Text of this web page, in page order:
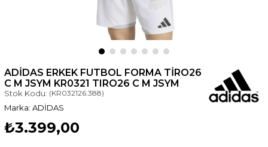
ADIDAS ERKEK FUTBOL FORMA TIRO26
C M JSYM KR0321 TIRO26 C M JSYM
Stok Kodu: (KR032126.388)
ADİDAS
₺3.399,00